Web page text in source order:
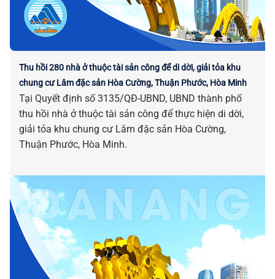
Thu hồi 280 nhà ở thuộc tài sản công để di dời, giải tỏa khu
chung cư Lâm đặc sản Hòa Cường, Thuận Phước, Hòa Minh
Tại Quyết định số 3135/QĐ-UBND, UBND thành phố
thu hồi nhà ở thuộc tài sản công để thực hiện di dời,
giải tỏa khu chung cư Lâm đặc sản Hòa Cường,
Thuận Phước, Hòa Minh.